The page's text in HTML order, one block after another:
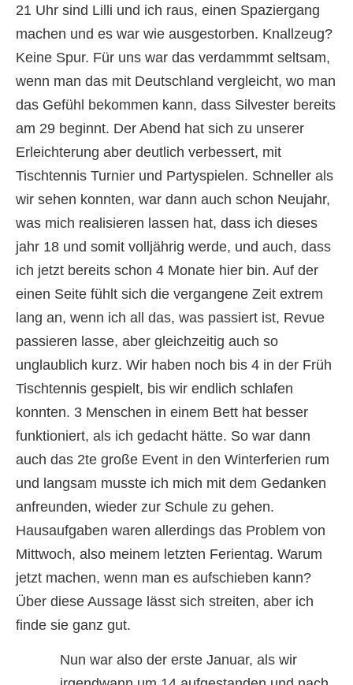
21 Uhr sind Lilli und ich raus, einen Spaziergang
machen und es war wie ausgestorben. Knallzeug?
Keine Spur. Für uns war das verdammmt seltsam,
wenn man das mit Deutschland vergleicht, wo man
das Gefühl bekommen kann, dass Silvester bereits
am 29 beginnt. Der Abend hat sich zu unserer
Erleichterung aber deutlich verbessert, mit
Tischtennis Turnier und Partyspielen. Schneller als
wir sehen konnten, war dann auch schon Neujahr,
was mich realisieren lassen hat, dass ich dieses
jahr 18 und somit volljährig werde, und auch, dass
ich jetzt bereits schon 4 Monate hier bin. Auf der
einen Seite fühlt sich die vergangene Zeit extrem
lang an, wenn ich all das, was passiert ist, Revue
passieren lasse, aber gleichzeitig auch so
unglaublich kurz. Wir haben noch bis 4 in der Früh
Tischtennis gespielt, bis wir endlich schlafen
konnten. 3 Menschen in einem Bett hat besser
funktioniert, als ich gedacht hätte. So war dann
auch das 2te große Event in den Winterferien rum
und langsam musste ich mich mit dem Gedanken
anfreunden, wieder zur Schule zu gehen.
Hausaufgaben waren allerdings das Problem von
Mittwoch, also meinem letzten Ferientag. Warum
jetzt machen, wenn man es aufschieben kann?
Über diese Aussage lässt sich streiten, aber ich
finde sie ganz gut.
Nun war also der erste Januar, als wir